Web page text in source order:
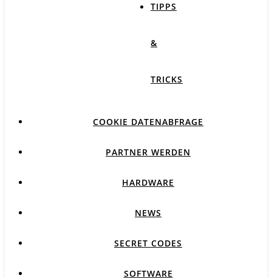
TIPPS
&
TRICKS
COOKIE DATENABFRAGE
PARTNER WERDEN
HARDWARE
NEWS
SECRET CODES
SOFTWARE